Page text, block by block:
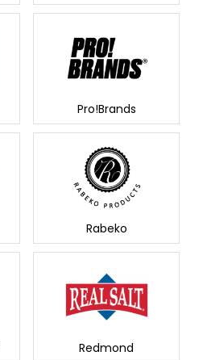
Pro!Brands
Rabeko
Redmond